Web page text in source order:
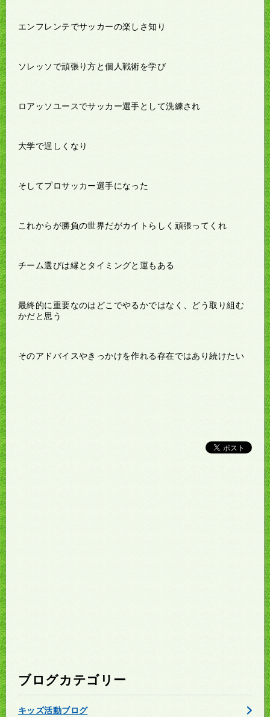
エンフレンテでサッカーの楽しさ知り
ソレッソで頑張り方と個人戦術を学び
ロアッソユースでサッカー選手として洗練され
大学で逞しくなり
そしてプロサッカー選手になった
これからが勝負の世界だがカイトらしく頑張ってくれ
チーム選びは縁とタイミングと運もある
最終的に重要なのはどこでやるかではなく、どう取り組む
かだと思う
そのアドバイスやきっかけを作れる存在ではあり続けたい
ブログカテゴリー
キッズ活動ブログ